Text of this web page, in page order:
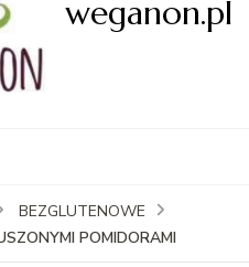
weganon.pl
BEZGLUTENOWE
POMIDORAMI